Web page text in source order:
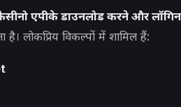
एपीके डाउनलोड करने और
है। लोकप्रिय विकल्पों में शामिल हैं: